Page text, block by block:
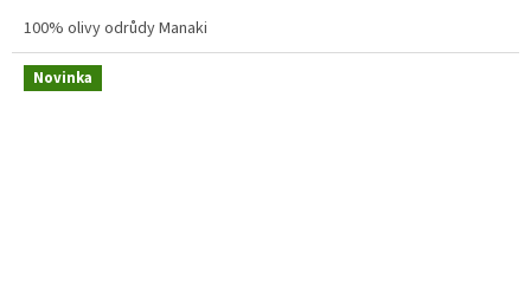
100% olivy odrůdy Manaki
Novinka